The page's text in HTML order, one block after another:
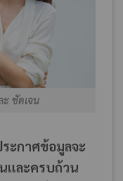
ชัดเจน
ะกาศข้อมูลจะ
และครบถ้วน